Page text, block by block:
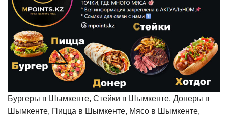
Бургеры в Шымкенте, Стейки в Шымкенте, Донеры в
Шымкенте, Пицца в Шымкенте, Мясо в Шымкенте,